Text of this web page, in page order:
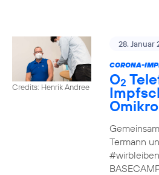
Credits: Henrik Andree
28. Januar
CORONA-
O2
Termann